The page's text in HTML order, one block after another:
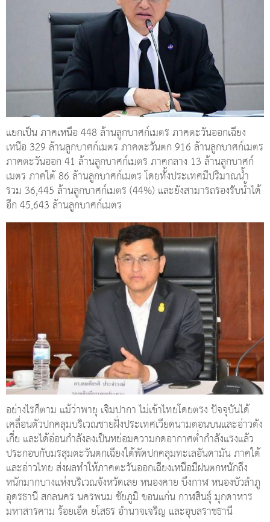
แยกเป็น ภาคเหนือ 448 ล้านลูกบาศก์เมตร ภาคตะวันออกเฉียง
เหนือ 329 ล้านลูกบาศก์เมตร ภาคตะวันตก 916 ล้านลูกบาศก์เมตร
ภาคตะวันออก 41 ล้านลูกบาศก์เมตร ภาคกลาง 13 ล้านลูกบาศก์
เมตร ภาคใต้ 86 ล้านลูกบาศก์เมตร โดยทั้งประเทศมีปริมาณน้ำ
รวม 36,445 ล้านลูกบาศก์เมตร (44%) และยังสามารถรองรับน้ำได้
อีก 45,643 ล้านลูกบาศก์เมตร
อย่างไรก็ตาม แม้ว่าพายุ เจิมปากา ไม่เข้าไทยโดยตรง ปัจจุบันได้
เคลื่อนตัวปกคลุมบริเวณชายฝั่งประเทศเวียดนามตอนบนและอ่าวตัง
เกี๋ย และได้อ่อนกำลังลงเป็นหย่อมความกดอากาศต่ำกำลังแรงแล้ว
ประกอบกับมรสุมตะวันตกเฉียงใต้พัดปกคลุมทะเลอันดามัน ภาคใต้
และอ่าวไทย ส่งผลทำให้ภาคตะวันออกเฉียงเหนือมีฝนตกหนักถึง
หนักมากบางแห่งบริเวณจังหวัดเลย หนองคาย บึงกาฬ หนองบัวลำภู
อุดรธานี สกลนคร นครพนม ชัยภูมิ ขอนแก่น กาฬสินธุ์ มุกดาหาร
มหาสารคาม ร้อยเอ็ด ยโสธร อำนาจเจริญ และอุบลราชธานี